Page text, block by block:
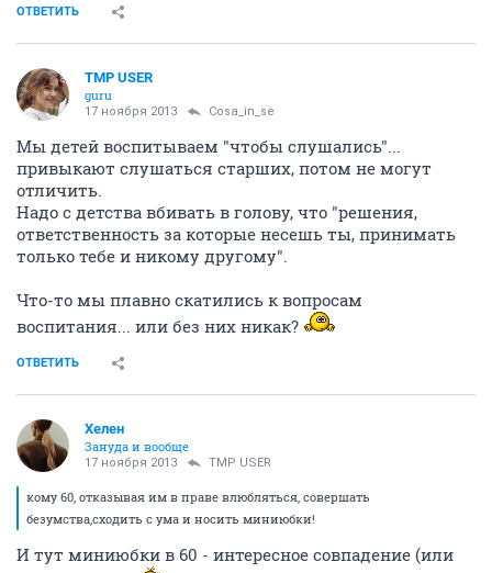
ОТВЕТИТЬ
TMP USER
guru
17 ноября 2013 Cosa_in_se
Мы детей воспитываем "чтобы слушались"...
привыкают слушаться старших, потом не могут
отличить.
Надо с детства вбивать в голову, что "решения,
ответственность за которые несешь ты, принимать
только тебе и никому другому".
Что-то мы плавно скатились к вопросам
воспитания... или без них никак?
ОТВЕТИТЬ
Хелен
Зануда и вообще
17 ноября 2013 TMP USER
кому 60, отказывая им в праве влюбляться, совершать
безумства,сходить с ума и носить миниюбки!
И тут миниюбки в 60 - интересное совпадение (или